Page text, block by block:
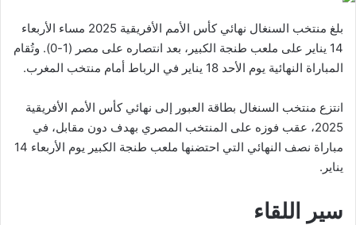
بلغ منتخب السنغال نهائي كأس الأمم الأفريقية 2025 مساء الأربعاء
14 يناير على ملعب طنجة الكبير، بعد انتصاره على مصر (1-0). وتُقام
المباراة النهائية يوم الأحد 18 يناير في الرباط أمام منتخب المغرب.
انتزع منتخب السنغال بطاقة العبور إلى نهائي كأس الأمم الأفريقية
2025، عقب فوزه على المنتخب المصري بهدف دون مقابل، في
مباراة نصف النهائي التي احتضنها ملعب طنجة الكبير يوم الأربعاء 14
يناير.
سير اللقاء